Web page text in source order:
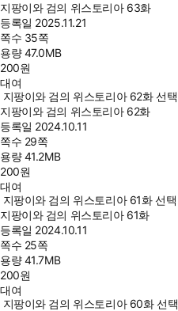
지팡이와 검의 위스토리아 63화
등록일 2025.11.21
쪽수 35쪽
용량47.0MB
200원
대여
지팡이와 검의 위스토리아 62화 선택
지팡이와 검의 위스토리아 62화
등록일 2024.10.11
쪽수 29쪽
용량41.2MB
200원
대여
지팡이와 검의 위스토리아 61화 선택
지팡이와 검의 위스토리아 61화
등록일 2024.10.11
쪽수 25쪽
용량41.7MB
200원
대여
지팡이와 검의 위스토리아 60화 선택